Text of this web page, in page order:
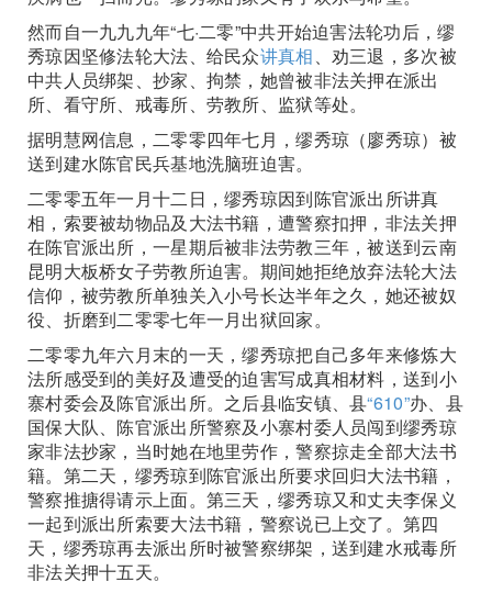
然而自一九九九年“七·二零”中共开始迫害法轮功后，缪
秀琼因坚修法轮大法、给民众讲真相、劝三退，多次被
中共人员绑架、抄家、拘禁，她曾被非法关押在派出
所、看守所、戒毒所、劳教所、监狱等处。
据明慧网信息，二零零四年七月，缪秀琼（廖秀琼）被
送到建水陈官民兵基地洗脑班迫害。
二零零五年一月十二日，缪秀琼因到陈官派出所讲真
相，索要被劫物品及大法书籍，遭警察扣押，非法关押
在陈官派出所，一星期后被非法劳教三年，被送到云南
昆明大板桥女子劳教所迫害。期间她拒绝放弃法轮大法
信仰，被劳教所单独关入小号长达半年之久，她还被奴
役、折磨到二零零七年一月出狱回家。
二零零九年六月末的一天，缪秀琼把自己多年来修炼大
法所感受到的美好及遭受的迫害写成真相材料，送到小
寨村委会及陈官派出所。之后县临安镇、县“610”办、县
国保大队、陈官派出所警察及小寨村委人员闯到缪秀琼
家非法抄家，当时她在地里劳作，警察掠走全部大法书
籍。第二天，缪秀琼到陈官派出所要求回归大法书籍，
警察推搪得请示上面。第三天，缪秀琼又和丈夫李保义
一起到派出所索要大法书籍，警察说已上交了。第四
天，缪秀琼再去派出所时被警察绑架，送到建水戒毒所
非法关押十五天。